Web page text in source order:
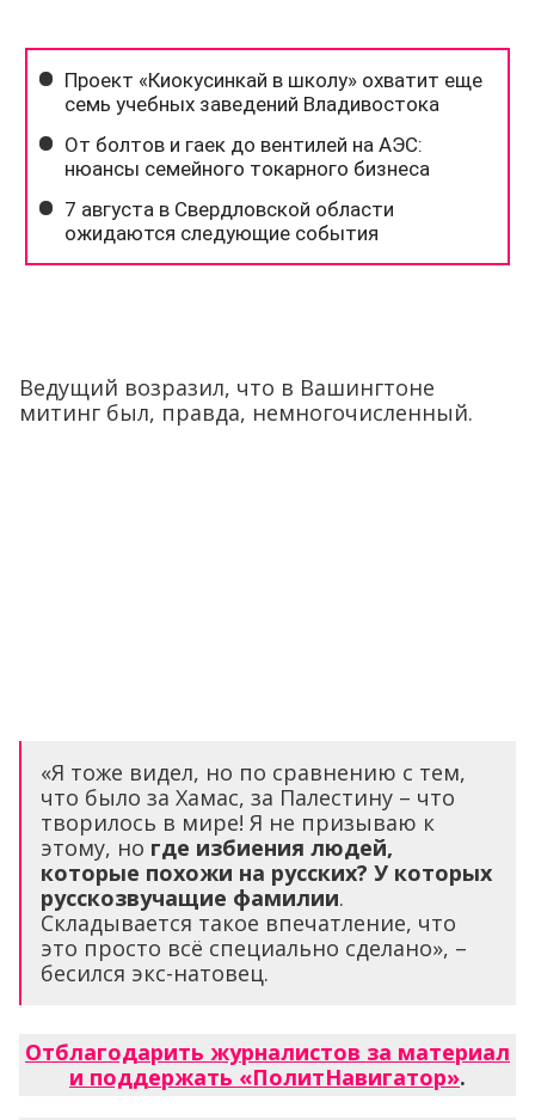
Ведущий возразил, что в Вашингтоне
митинг был, правда, немногочисленный.
«Я тоже видел, но по сравнению с тем,
что было за Хамас, за Палестину – что
творилось в мире! Я не призываю к
этому, но где избиения людей,
которые похожи на русских? У которых
русскозвучащие фамилии.
Складывается такое впечатление, что
это просто всё специально сделано», –
бесился экс-натовец.
Отблагодарить журналистов за материал
и поддержать «ПолитНавигатор».